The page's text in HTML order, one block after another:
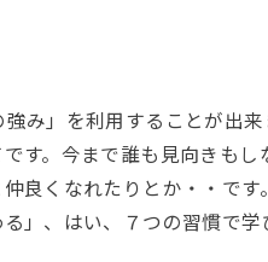
み」を利用することが出
す。今まで誰も見向きもし
良くなれたりとか・・です
」、はい、７つの習慣で学